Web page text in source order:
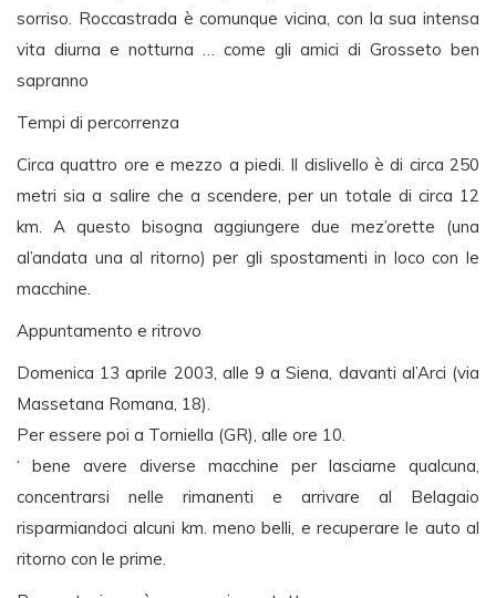
sorriso. Roccastrada è comunque vicina, con la sua intensa
vita diurna e notturna … come gli amici di Grosseto ben
sapranno
Tempi di percorrenza
Circa quattro ore e mezzo a piedi. Il dislivello è di circa 250
metri sia a salire che a scendere, per un totale di circa 12
km. A questo bisogna aggiungere due mez’orette (una
al’andata una al ritorno) per gli spostamenti in loco con le
macchine.
Appuntamento e ritrovo
Domenica 13 aprile 2003, alle 9 a Siena, davanti al’Arci (via
Massetana Romana, 18).
Per essere poi a Torniella (GR), alle ore 10.
‘ bene avere diverse macchine per lasciarne qualcuna,
concentrarsi nelle rimanenti e arrivare al Belagaio
risparmiandoci alcuni km. meno belli, e recuperare le auto al
ritorno con le prime.